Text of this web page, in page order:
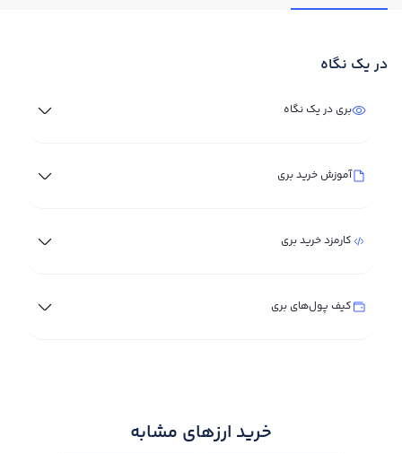
در یک نگاه
بری در یک نگاه
آموزش خرید بری
کارمزد خرید بری
کیف پول‌های بری
خرید ارزهای مشابه